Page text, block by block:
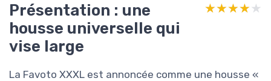
Présentation : une
housse universelle qui
vise large
★★★★★
★★★★★
La Favoto XXXL est annoncée comme une housse «